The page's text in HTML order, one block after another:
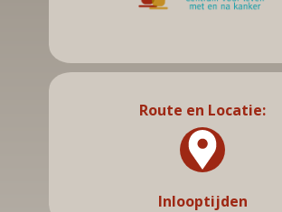
Route en Locatie:
Inlooptijden